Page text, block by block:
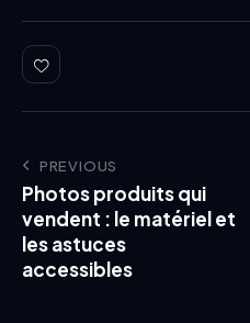
PREVIOUS
Photos produits qui
vendent : le matériel et
les astuces
accessibles